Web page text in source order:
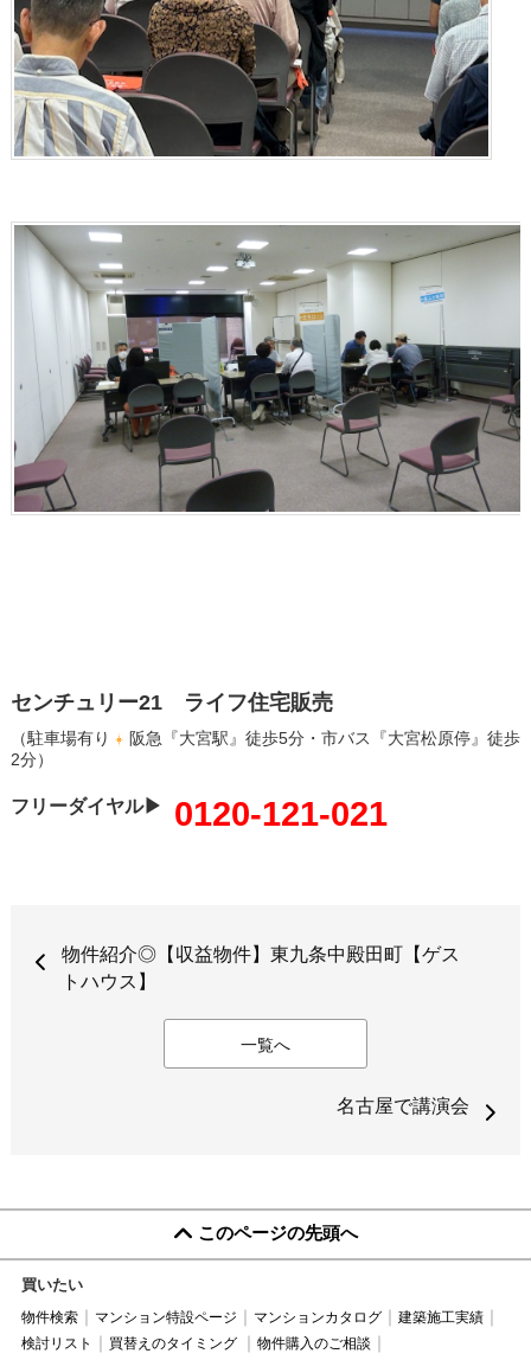
センチュリー21 ライフ住宅販売
（駐車場有り
阪急『大宮駅』徒歩5分・市バス『大宮松原停』徒歩
2分）
フリーダイヤル▶ 0120-121-021
物件紹介◎【収益物件】東九条中殿田町【ゲス
トハウス】
一覧へ
名古屋で講演会
このページの先頭へ
買いたい
物件検索 マンション特設ページ マンションカタログ
建築施工実績
検討リスト
買替えのタイミング
物件購入のご相談